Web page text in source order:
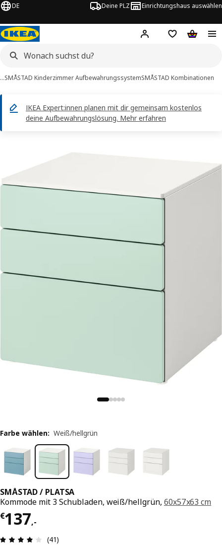
DE Deine PLZ Einrichtungshaus auswählen
Hej! Jetzt anmelden.
Einkaufsliste
…SMÅSTAD Kinderzimmer AufbewahrungssystemSMÅSTAD Kombinationen
IKEA Expert:innen planen mit dir gemeinsam kostenlos
deine Aufbewahrungslösung. Mehr erfahren
/ PLATSA -Bilder
SMÅSTAD / PLATSA
Kommode mit 3 Schubladen, weiß/hellgrün, 60x57x63 cm
€137,-
Preis € 137,-
Produktbewertung: 4 von 5 Sterne Alle
(41)
Farbe wählen: Weiß/hellgrün